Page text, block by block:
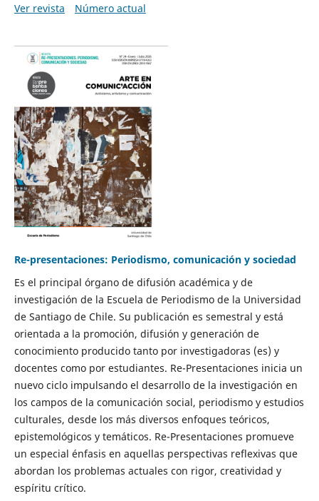
Ver revista
Número actual
Re-presentaciones: Periodismo, comunicación y sociedad
Es el principal órgano de difusión académica y de
investigación de la Escuela de Periodismo de la Universidad
de Santiago de Chile. Su publicación es semestral y está
orientada a la promoción, difusión y generación de
conocimiento producido tanto por investigadoras (es) y
docentes como por estudiantes. Re-Presentaciones inicia un
nuevo ciclo impulsando el desarrollo de la investigación en
los campos de la comunicación social, periodismo y estudios
culturales, desde los más diversos enfoques teóricos,
epistemológicos y temáticos. Re-Presentaciones promueve
un especial énfasis en aquellas perspectivas reflexivas que
abordan los problemas actuales con rigor, creatividad y
espíritu crítico.